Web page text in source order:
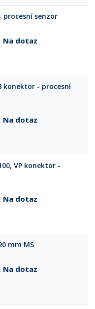
procesní senzor
Na dotaz
konektor - procesní
Na dotaz
VP konektor -
Na dotaz
mm MS
Na dotaz